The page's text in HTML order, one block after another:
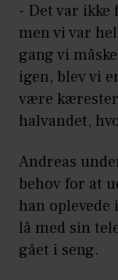
- Det var ikke
men vi var
gang vi
igen, blev vi
være
halvandet,
Andreas
behov for at
han
lå med sin
gået i seng.